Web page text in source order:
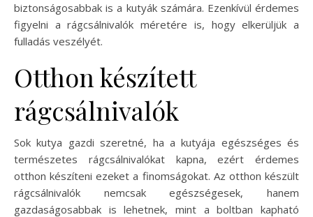
biztonságosabbak is a kutyák számára. Ezenkívül érdemes
figyelni a rágcsálnivalók méretére is, hogy elkerüljük a
fulladás veszélyét.
Otthon készített
rágcsálnivalók
Sok kutya gazdi szeretné, ha a kutyája egészséges és
természetes rágcsálnivalókat kapna, ezért érdemes
otthon készíteni ezeket a finomságokat. Az otthon készült
rágcsálnivalók nemcsak egészségesek, hanem
gazdaságosabbak is lehetnek, mint a boltban kapható